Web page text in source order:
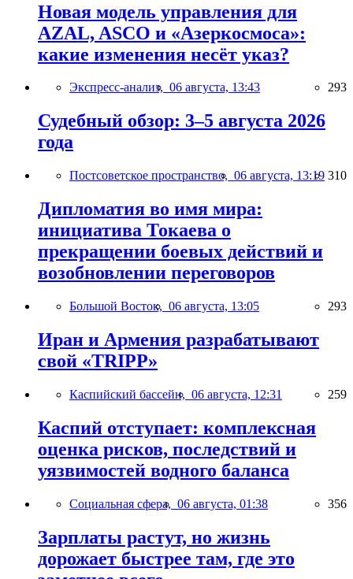
Новая модель управления для
AZAL, ASCO и «Азеркосмоса»:
какие изменения несёт указ?
Экспресс-анализ, 06 августа, 13:43 293
Судебный обзор: 3–5 августа 2026
года
Постсоветское пространство, 06 августа, 13:19 310
Дипломатия во имя мира:
инициатива Токаева о
прекращении боевых действий и
возобновлении переговоров
Большой Восток, 06 августа, 13:05 293
Иран и Армения разрабатывают
свой «TRIPP»
Каспийский бассейн, 06 августа, 12:31 259
Каспий отступает: комплексная
оценка рисков, последствий и
уязвимостей водного баланса
Социальная сфера, 06 августа, 01:38 356
Зарплаты растут, но жизнь
дорожает быстрее там, где это